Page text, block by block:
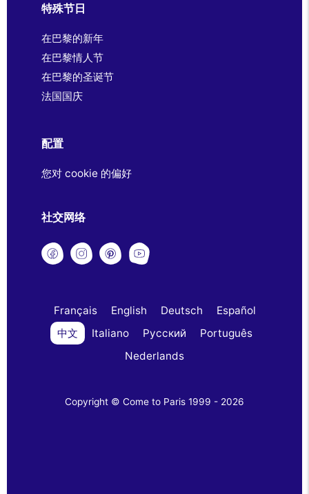
特殊节日
在巴黎的新年
在巴黎情人节
在巴黎的圣诞节
法国国庆
配置
您对 cookie 的偏好
社交网络
Français English Deutsch
Español
中文
Italiano Русский
Português
Nederlands
Copyright © Come to Paris 1999 - 2026